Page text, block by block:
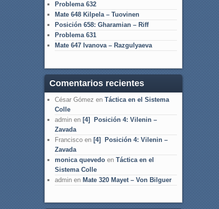
Problema 632
Mate 648 Kilpela – Tuovinen
Posición 658: Gharamian – Riff
Problema 631
Mate 647 Ivanova – Razgulyaeva
Comentarios recientes
César Gómez en Táctica en el Sistema
Colle
adminen [4] Posición 4: Vilenin –
Zavada
Franciscoen [4] Posición 4: Vilenin –
Zavada
monica quevedoen Táctica en el
Sistema Colle
adminen Mate 320 Mayet – Von Bilguer